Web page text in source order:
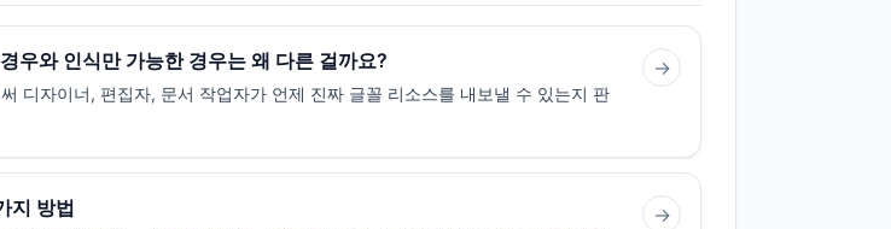
우와 인식만 가능한 경우는 왜 다른 걸까요?
디자이너, 편집자, 문서 작업자가 언제 진짜 글꼴 리소스를 내보낼 수 있는지 판
→
지 방법 →